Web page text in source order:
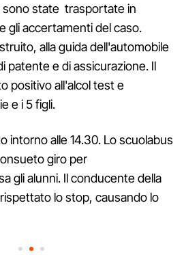
sono state trasportate in
gli accertamenti del caso.
alla guida dell'automobile
patente e di assicurazione. Il
positivo all'alcol test e
e i 5 figli.
intorno alle 14.30. Lo scuolabus
giro per
gli alunni. Il conducente della
lo stop, causando lo